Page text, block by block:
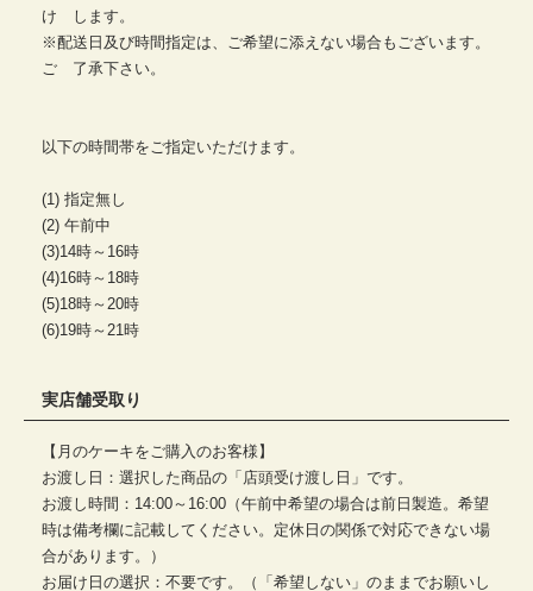
け します。
※配送日及び時間指定は、ご希望に添えない場合もございます。
ご 了承下さい。
以下の時間帯をご指定いただけます。
(1) 指定無し
(2) 午前中
(3)14時～16時
(4)16時～18時
(5)18時～20時
(6)19時～21時
実店舗受取り
【月のケーキをご購入のお客様】
お渡し日：選択した商品の「店頭受け渡し日」です。
お渡し時間：14:00～16:00（午前中希望の場合は前日製造。希望
時は備考欄に記載してください。定休日の関係で対応できない場
合があります。）
お届け日の選択：不要です。（「希望しない」のままでお願いし